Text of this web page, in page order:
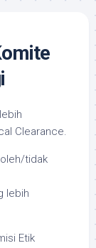
Clearance.
tidak
lebih
Etik